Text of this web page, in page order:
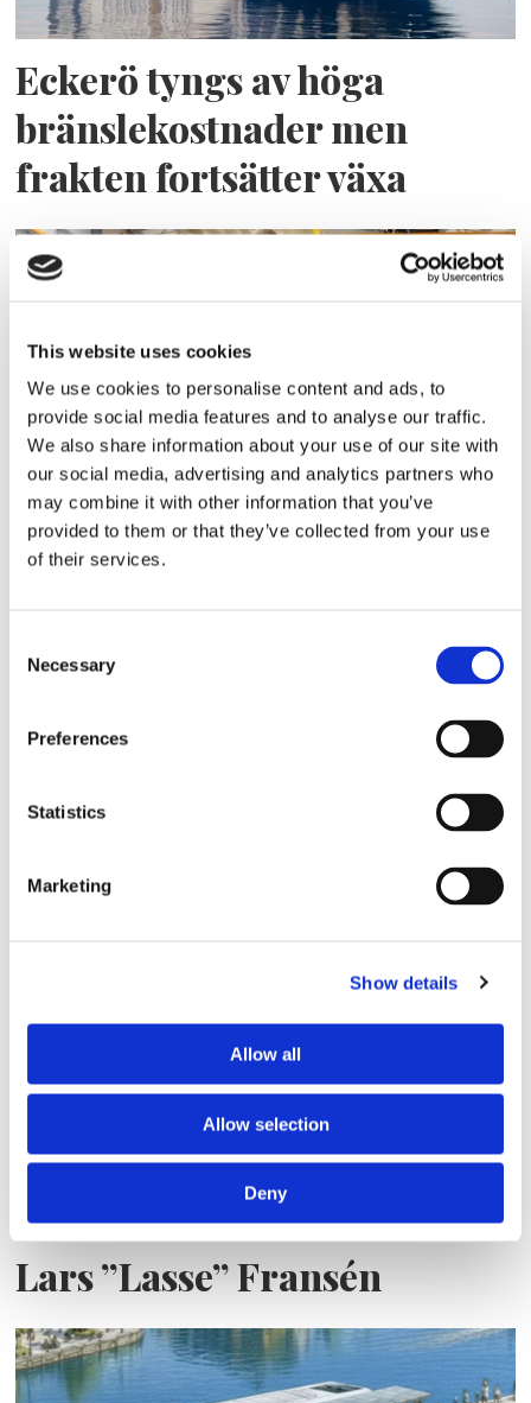
This website uses cookies
We use cookies to personalise content and ads, to
provide social media features and to analyse our traffic.
We also share information about your use of our site with
our social media, advertising and analytics partners who
may combine it with other information that you’ve
provided to them or that they’ve collected from your use
of their services.
Selection
Necessary
Preferences
Statistics
Marketing
Show details
Allow all
Allow selection
Deny
Eckerö tyngs av höga
bränslekostnader men
frakten fortsätter växa
Storaffären: Kongsberg
Maritime köper Berg
Sirius tar leverans av
Lars ”Lasse” Fransén